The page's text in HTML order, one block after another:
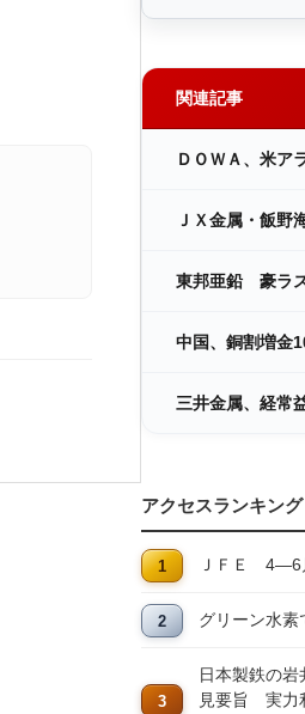
関連記事
ＤＯＷＡ、米ア
ＪＸ金属・飯
東邦亜鉛 豪ラ
中国、銅割増金
三井金属、経常
アクセスランキング
ＪＦＥ 4―6
グリーン水
日本製鉄の
見要旨 実力